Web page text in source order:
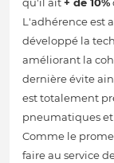
qu'il ait+ de 10%
L'adhérence est
développé la
améliorant la
dernière évite
est totalement
pneumatiques
Comme le
faire au service